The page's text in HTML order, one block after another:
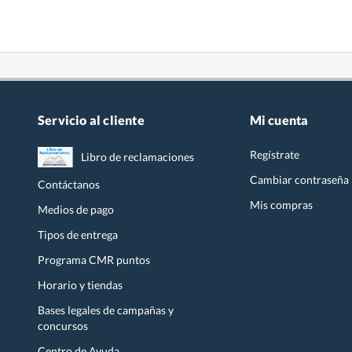
Servicio al cliente
Libro de reclamaciones
Contáctanos
Medios de pago
Tipos de entrega
Programa CMR puntos
Horario y tiendas
Bases legales de campañas y
concursos
Mi cuenta
Regístrate
Cambiar contraseña
Mis compras